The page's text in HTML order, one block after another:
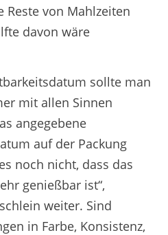
Reste von Mahlzeiten
davon wäre
sollte man
mit allen Sinnen
angegebene
auf der Packung
noch nicht, dass das
genießbar ist“,
weiter. Sind
in Farbe, Konsistenz,